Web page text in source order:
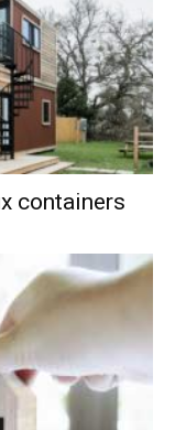
containers